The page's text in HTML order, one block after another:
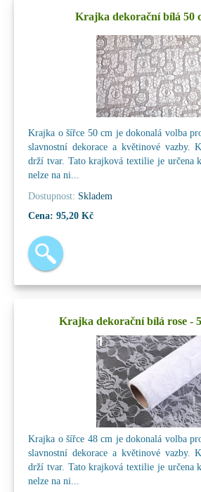
Krajka dekorační bílá 50
Krajka o šířce 50 cm je dokonalá volba
slavnostní dekorace a květinové vazby.
drží tvar. Tato krajková textilie je určena
nelze na ni...
Dostupnost: Skladem
Cena: 95,20 Kč
Krajka dekorační bílá rose -
Krajka o šířce 48 cm je dokonalá volba
slavnostní dekorace a květinové vazby.
drží tvar. Tato krajková textilie je určena
nelze na ni...